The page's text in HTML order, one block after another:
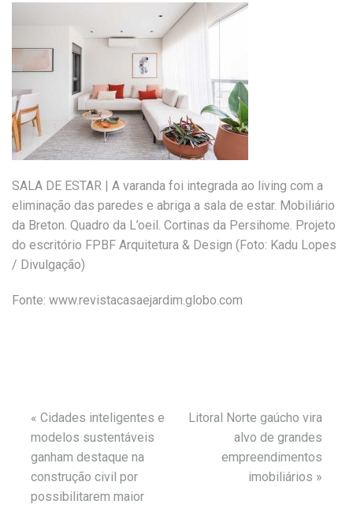
SALA DE ESTAR | A varanda foi integrada ao living com a
eliminação das paredes e abriga a sala de estar. Mobiliário
da Breton. Quadro da L’oeil. Cortinas da Persihome. Projeto
do escritório FPBF Arquitetura & Design (Foto: Kadu Lopes
/ Divulgação)
Fonte: www.revistacasaejardim.globo.com
« Cidades inteligentes e
modelos sustentáveis
ganham destaque na
construção civil por
possibilitarem maior
Litoral Norte gaúcho vira
alvo de grandes
empreendimentos
imobiliários »